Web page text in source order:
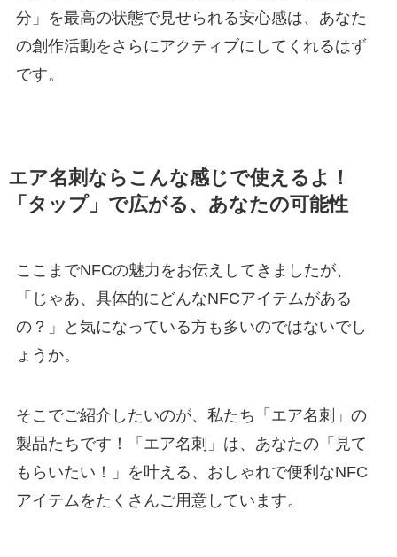
分」を最高の状態で見せられる安心感は、あなた
の創作活動をさらにアクティブにしてくれるはず
です。
エア名刺ならこんな感じで使えるよ！
「タップ」で広がる、あなたの可能性
ここまでNFCの魅力をお伝えしてきましたが、
「じゃあ、具体的にどんなNFCアイテムがある
の？」と気になっている方も多いのではないでし
ょうか。
そこでご紹介したいのが、私たち「エア名刺」の
製品たちです！「エア名刺」は、あなたの「見て
もらいたい！」を叶える、おしゃれで便利なNFC
アイテムをたくさんご用意しています。